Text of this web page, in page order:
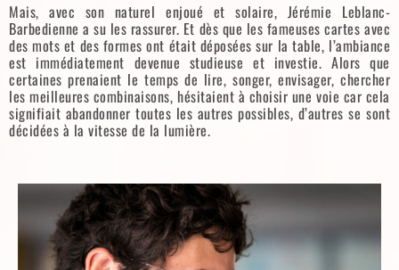
Mais, avec son naturel enjoué et solaire, Jérémie Leblanc-
Barbedienne a su les rassurer. Et dès que les fameuses cartes avec
des mots et des formes ont était déposées sur la table, l’ambiance
est immédiatement devenue studieuse et investie. Alors que
certaines prenaient le temps de lire, songer, envisager, chercher
les meilleures combinaisons, hésitaient à choisir une voie car cela
signifiait abandonner toutes les autres possibles, d’autres se sont
décidées à la vitesse de la lumière.